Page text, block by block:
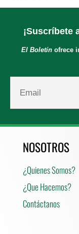
¡Suscríbete
El Boletínofrece
NOSOTROS
¿Quienes Somos?
¿Que Hacemos?
Contáctanos